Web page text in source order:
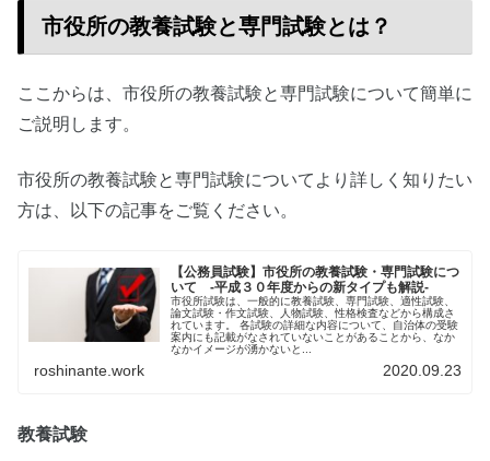
市役所の教養試験と専門試験とは？
ここからは、市役所の教養試験と専門試験について簡単に
ご説明します。
市役所の教養試験と専門試験についてより詳しく知りたい
方は、以下の記事をご覧ください。
【公務員試験】市役所の教養試験・専門試験につ
いて -平成３０年度からの新タイプも解説-
市役所試験は、一般的に教養試験、専門試験、適性試験、
論文試験・作文試験、人物試験、性格検査などから構成さ
れています。 各試験の詳細な内容について、自治体の受験
案内にも記載がなされていないことがあることから、なか
なかイメージが湧かないと...
roshinante.work 2020.09.23
教養試験